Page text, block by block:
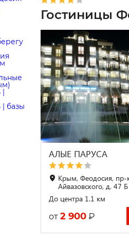
Гостиницы
АЛЫЕ ПАРУСА
Крым, Феодосия, пр-
Айвазовского, д. 47 Б
До центра 1.1 км
от 2 900 ₽
|
базы